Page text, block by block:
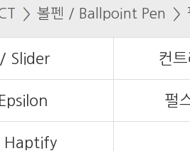
볼펜 / Ballpoint Pen
Slider 컨
펄
Haptify